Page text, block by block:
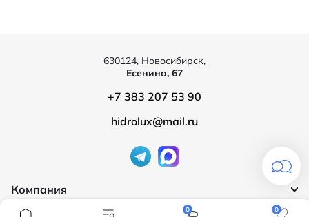
Компания
Продукция
630124, Новосибирск,
Есенина, 67
+7 383 207 53 90
hidrolux@mail.ru
0 0